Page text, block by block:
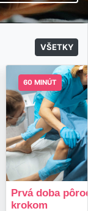
VŠETKY
60 MINÚT
Prvá doba
krokom